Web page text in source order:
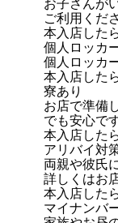
お子さんが
ご利用くだ
本入店した
個人ロッカ
個人ロッカ
本入店した
寮あり
お店で準備
でも安心です
本入店した
アリバイ対
両親や彼氏
詳しくはお
本入店した
マイナンバ